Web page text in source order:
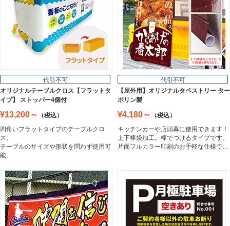
壁面看板
Wall Sign
フロアサイン／路面表示
Floor / Road Surface Sign
Aluminum Composite Board
スチレンボード
Styrene Board
板材
代引不可
オリジナルテーブルクロス【フラットタ
イプ】 ストッパー4個付
¥13,200～
（税込）
四角いフラットタイプのテーブルクロ
ス。
テーブルのサイズや形状を問わず使用可
能。
代引不可
【屋外用】オリジナルタペストリー ター
ポリン製
¥4,180～
（税込）
キッチンカーや店頭幕に使用できます！
上下棒袋加工。棒でつけるタイプです。
片面フルカラー印刷のお手軽な仕様で…